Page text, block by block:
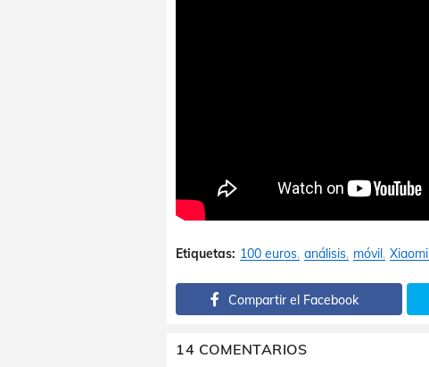
Etiquetas: 100 euros análisis móvil Xiaomi
Compartir el Facebook
14 COMENTARIOS